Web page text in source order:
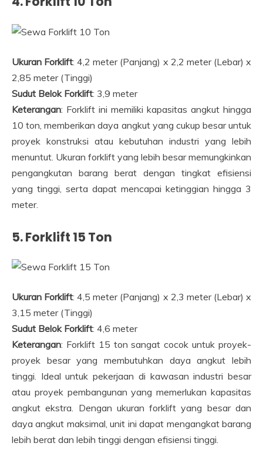
Ukuran Forklift: 4,2 meter (Panjang) x 2,2 meter (Lebar) x
2,85 meter (Tinggi)
Sudut Belok Forklift: 3,9 meter
Keterangan: Forklift ini memiliki kapasitas angkut hingga
10 ton, memberikan daya angkut yang cukup besar untuk
proyek konstruksi atau kebutuhan industri yang lebih
menuntut. Ukuran forklift yang lebih besar memungkinkan
pengangkutan barang berat dengan tingkat efisiensi
yang tinggi, serta dapat mencapai ketinggian hingga 3
meter.
5. Forklift 15 Ton
Ukuran Forklift: 4,5 meter (Panjang) x 2,3 meter (Lebar) x
3,15 meter (Tinggi)
Sudut Belok Forklift: 4,6 meter
Keterangan: Forklift 15 ton sangat cocok untuk proyek-
proyek besar yang membutuhkan daya angkut lebih
tinggi. Ideal untuk pekerjaan di kawasan industri besar
atau proyek pembangunan yang memerlukan kapasitas
angkut ekstra. Dengan ukuran forklift yang besar dan
daya angkut maksimal, unit ini dapat mengangkat barang
lebih berat dan lebih tinggi dengan efisiensi tinggi.